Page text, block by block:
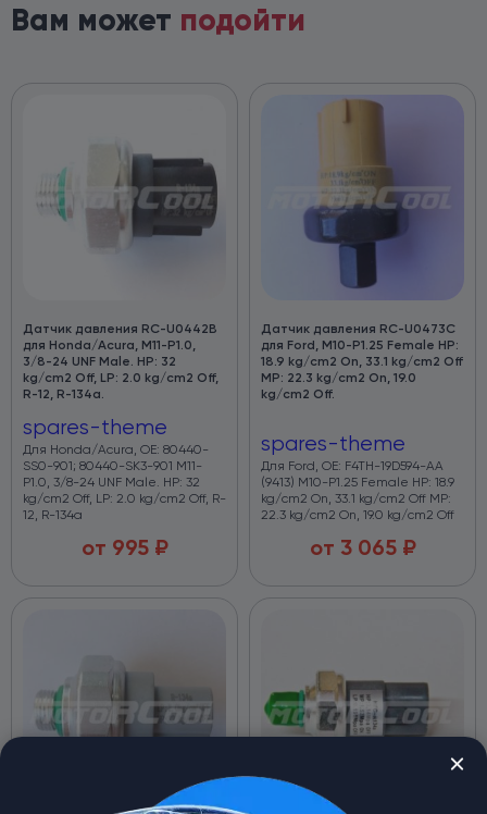
Вам может подойти
Датчик давления RC-U0442B
для Honda/Acura, M11-P1.0,
3/8-24 UNF Male. HP: 32
kg/cm2 Off, LP: 2.0 kg/cm2 Off,
R-12, R-134a.
spares-theme
Для Honda/Acura, OE: 80440-
SS0-901; 80440-SK3-901 M11-
P1.0, 3/8-24 UNF Male. HP: 32
kg/cm2 Off, LP: 2.0 kg/cm2 Off, R-
12, R-134a
от 995₽
Датчик давления RC-U0473C
для Ford, M10-P1.25 Female HP:
18.9 kg/cm2 On, 33.1 kg/cm2 Off
MP: 22.3 kg/cm2 On, 19.0
kg/cm2 Off.
spares-theme
Для Ford, OE: F4TH-19D594-AA
(9413) M10-P1.25 Female HP: 18.9
kg/cm2 On, 33.1 kg/cm2 Off MP:
22.3 kg/cm2 On, 19.0 kg/cm2 Off
от 3 065₽